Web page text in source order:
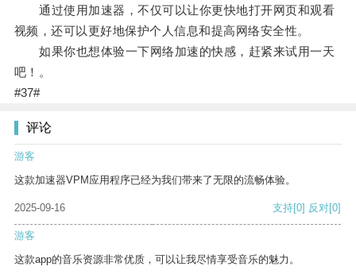
通过使用加速器，不仅可以让你更快地打开网页和观看
视频，还可以更好地保护个人信息和提高网络安全性。
如果你也想体验一下网络加速的快感，赶紧来试用一天
吧！。
#37#
评论
游客
这款加速器VPM应用程序已经为我们带来了无限的流畅体验。
2025-09-16 支持[0] 反对[0]
游客
这款app的音乐资源非常优质，可以让我尽情享受音乐的魅力。